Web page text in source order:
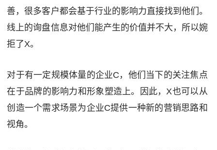
善，很多客户都会基于行业的影响力直接找到他们。
线上的询盘信息对他们能产生的价值并不大，所以婉
拒了X。
对于有一定规模体量的企业C，他们当下的关注焦点
在于品牌的影响力和形象塑造上。因此，X也可以从
创造一个需求场景为企业C提供一种新的营销思路和
视角。